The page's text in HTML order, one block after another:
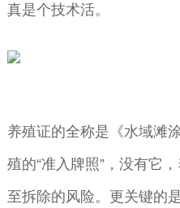
真是个技术活。
养殖证的全称是《水域滩
殖的“准入牌照”，没有它
至拆除的风险。更关键的